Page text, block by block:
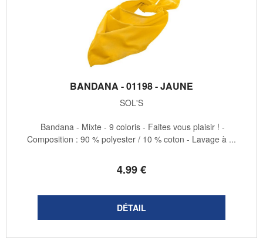
BANDANA - 01198 - JAUNE
SOL'S
4.99€
Bandana - Mixte - 9 coloris - Faites vous plaisir ! -
Composition : 90 % polyester / 10 % coton - Lavage à ...